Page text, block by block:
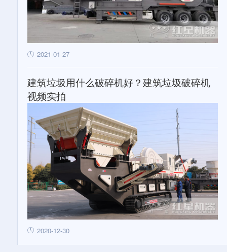
2021-01-27
建筑垃圾用什么破碎机好？建筑垃圾破碎机
视频实拍
2020-12-30